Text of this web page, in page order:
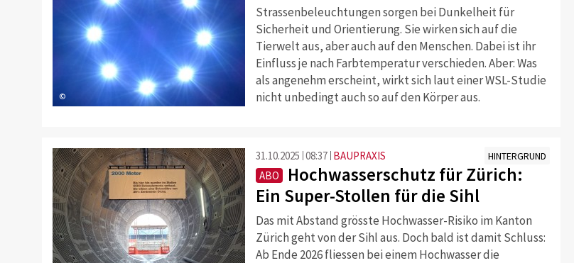
©
Strassenbeleuchtungen sorgen bei Dunkelheit für
Sicherheit und Orientierung. Sie wirken sich auf die
Tierwelt aus, aber auch auf den Menschen. Dabei ist ihr
Einfluss je nach Farbtemperatur verschieden. Aber: Was
als angenehm erscheint, wirkt sich laut einer WSL-Studie
nicht unbedingt auch so auf den Körper aus.
31.10.2025 08:37 BAUPRAXIS HINTERGRUND
ABO
Hochwasserschutz für Zürich:
Ein Super-Stollen für die Sihl
Das mit Abstand grösste Hochwasser-Risiko im Kanton
Zürich geht von der Sihl aus. Doch bald ist damit Schluss:
Ab Ende 2026 fliessen bei einem Hochwasser die